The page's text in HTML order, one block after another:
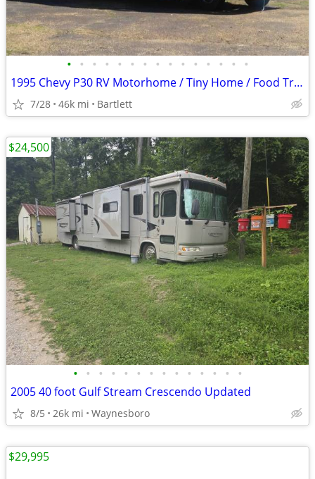
• • • • • • • • • • • • • • •
1995 Chevy P30 RV Motorhome / Tiny Home / Food Truck / Needs TLC
7/28 46k mi Bartlett
• • • • • • • • • • • • • •
2005 40 foot Gulf Stream Crescendo Updated
8/5 26k mi Waynesboro
$24,500
$29,995